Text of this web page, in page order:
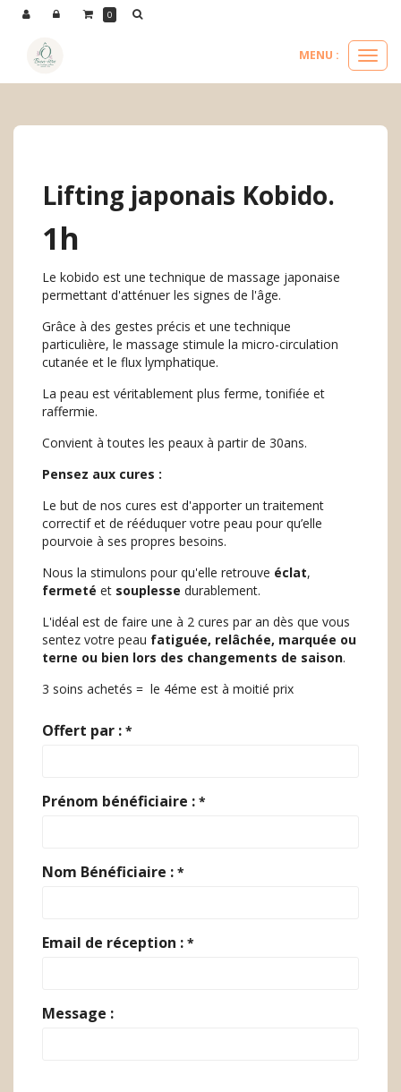
Ouvrir
le
MENU :
Lifting japonais Kobido.
1h
Le kobido est une technique de massage japonaise
permettant d'atténuer les signes de l'âge.
Grâce à des gestes précis et une technique
particulière, le massage stimule la micro-circulation
cutanée et le flux lymphatique.
La peau est véritablement plus ferme, tonifiée et
raffermie.
Convient à toutes les peaux à partir de 30ans.
Pensez aux cures :
Le but de nos cures est d'apporter un traitement
correctif et de rééduquer votre peau pour qu’elle
pourvoie à ses propres besoins.
Nous la stimulons pour qu'elle retrouve éclat,
fermeté et souplesse durablement.
L'idéal est de faire une à 2 cures par an dès que vous
sentez votre peau fatiguée, relâchée, marquée ou
terne ou bien lors des changements de saison.
3 soins achetés = le 4éme est à moitié prix
Offert par :*
Prénom bénéficiaire :*
Nom Bénéficiaire :*
Email de réception :*
Message :
0
Panneau de gestion des cookies